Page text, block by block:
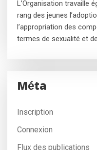
L’Organisation travaille
rang des jeunes
l’appropriation des
termes de sexualité et
Méta
Inscription
Connexion
Flux des publications